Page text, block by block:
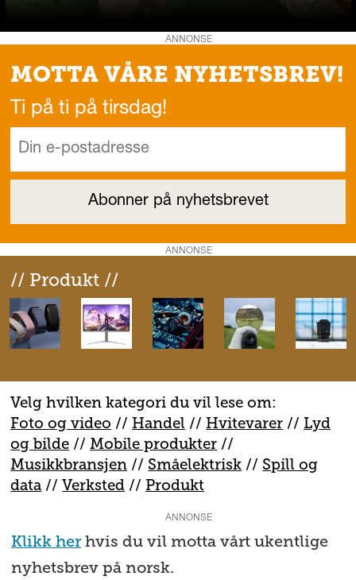
ANNONSE
MOTTA VÅRE NYHETSBREV!
Ti på ti på tirsdag!
ANNONSE
// Produkt //
Velg hvilken kategori du vil lese om:
Foto og video // Handel // Hvitevarer // Lyd
og bilde //Mobile produkter //
Musikkbransjen // Småelektrisk // Spill og
data //Verksted // Produkt
ANNONSE
Klikk herhvis du vil motta vårt ukentlige
nyhetsbrev på norsk.